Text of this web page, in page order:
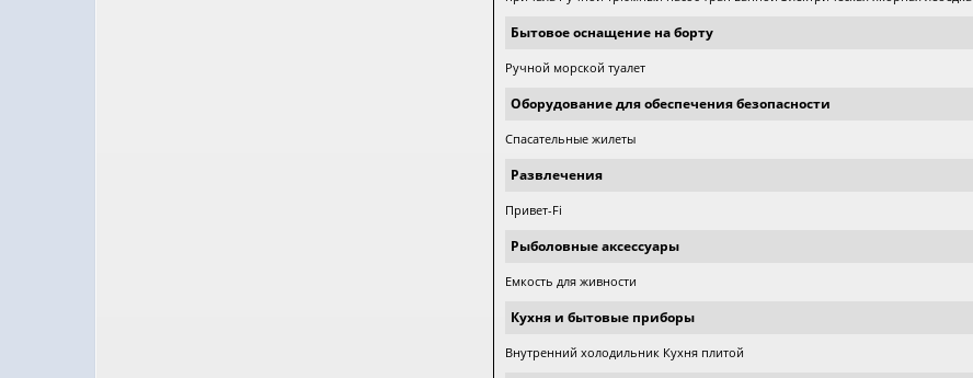
Бытовое оснащение на борту
Ручной морской туалет
Оборудование для обеспечения безопасности
Спасательные жилеты
Развлечения
Привет-Fi
Рыболовные аксессуары
Емкость для живности
Кухня и бытовые приборы
Внутренний холодильник Кухня плитой